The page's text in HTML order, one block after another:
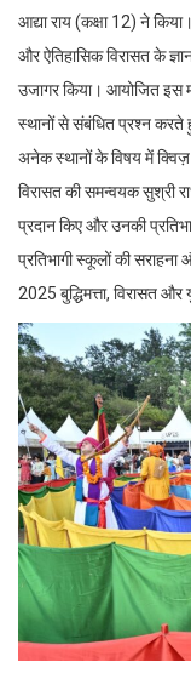
आद्या राय (कक्षा 12) ने
और ऐतिहासिक विरासत के
उजागर किया। आयोजित इस
स्थानों से संबंधित प्रश्न करते
अनेक स्थानों के विषय में क्विज़
विरासत की समन्वयक सुश्री
प्रदान किए और उनकी
प्रतिभागी स्कूलों की
2025 बुद्धिमत्ता, विरासत